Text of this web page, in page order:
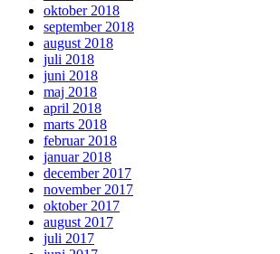
oktober 2018
september 2018
august 2018
juli 2018
juni 2018
maj 2018
april 2018
marts 2018
februar 2018
januar 2018
december 2017
november 2017
oktober 2017
august 2017
juli 2017